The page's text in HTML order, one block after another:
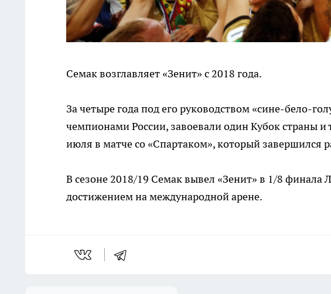
Семак возглавляет «Зенит» с 2018 года.
За четыре года под его руководством «сине-бело-
чемпионами России, завоевали один Кубок страны
июля в матче со «Спартаком», который завершился
В сезоне 2018/19 Семак вывел «Зенит» в 1/8
достижением на международной арене.